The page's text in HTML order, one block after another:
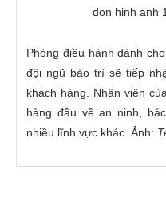
Phòng điều hành dành
đội ngũ bảo trì sẽ tiếp
khách hàng. Nhân viên
hàng đầu về an ninh,
nhiều lĩnh vực khác. Ảnh: